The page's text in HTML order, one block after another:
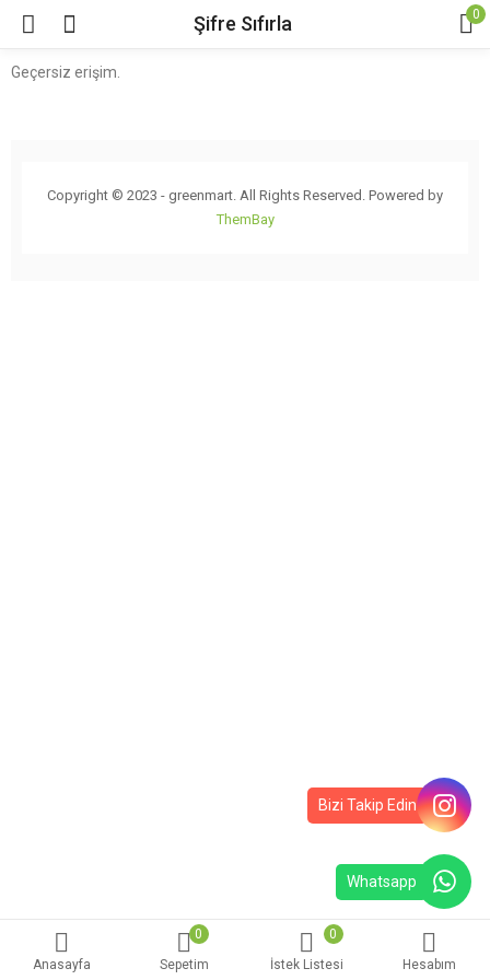
Whatsapp
Bizi Takip Edin
Şifre Sıfırla 0
Anasayfa
0
Sepetim
0
İstek Listesi
Hesabım
Geçersiz erişim.
Copyright © 2023 - greenmart. All Rights Reserved. Powered by
ThemBay